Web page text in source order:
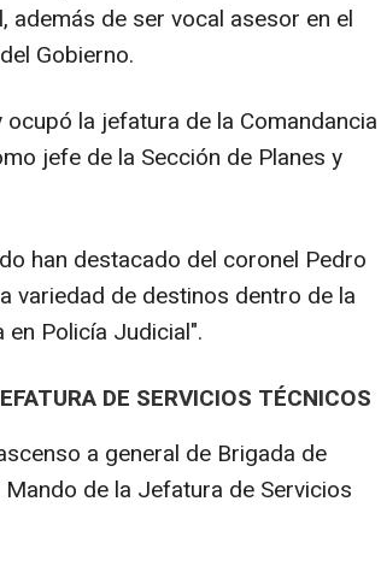
además de ser vocal asesor en el
Gobierno.
la jefatura de la Comandancia
jefe de la Sección de Planes y
han destacado del coronel Pedro
variedad de destinos dentro de la
en Policía Judicial".
DE SERVICIOS TÉCNICOS
a general de Brigada de
de la Jefatura de Servicios